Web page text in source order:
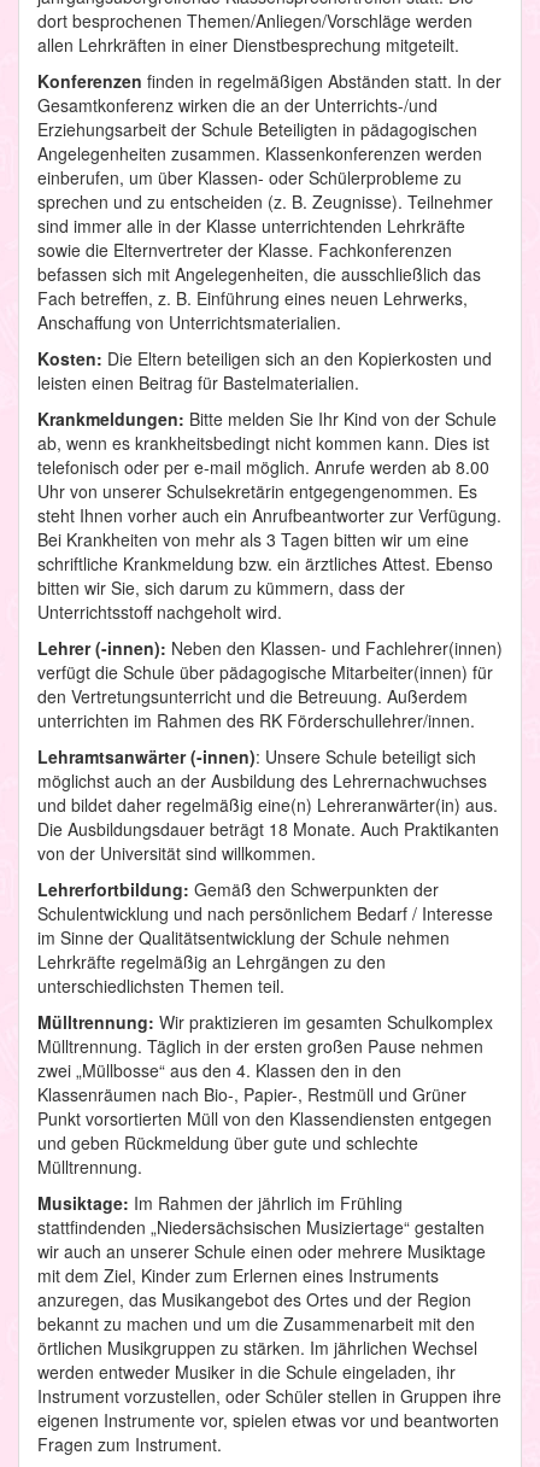
dort besprochenen Themen/Anliegen/Vorschläge werden
allen Lehrkräften in einer Dienstbesprechung mitgeteilt.
Konferenzen finden in regelmäßigen Abständen statt. In der
Gesamtkonferenz wirken die an der Unterrichts-/und
Erziehungsarbeit der Schule Beteiligten in pädagogischen
Angelegenheiten zusammen. Klassenkonferenzen werden
einberufen, um über Klassen- oder Schülerprobleme zu
sprechen und zu entscheiden (z. B. Zeugnisse). Teilnehmer
sind immer alle in der Klasse unterrichtenden Lehrkräfte
sowie die Elternvertreter der Klasse. Fachkonferenzen
befassen sich mit Angelegenheiten, die ausschließlich das
Fach betreffen, z. B. Einführung eines neuen Lehrwerks,
Anschaffung von Unterrichtsmaterialien.
Kosten: Die Eltern beteiligen sich an den Kopierkosten und
leisten einen Beitrag für Bastelmaterialien.
Krankmeldungen: Bitte melden Sie Ihr Kind von der Schule
ab, wenn es krankheitsbedingt nicht kommen kann. Dies ist
telefonisch oder per e-mail möglich. Anrufe werden ab 8.00
Uhr von unserer Schulsekretärin entgegengenommen. Es
steht Ihnen vorher auch ein Anrufbeantworter zur Verfügung.
Bei Krankheiten von mehr als 3 Tagen bitten wir um eine
schriftliche Krankmeldung bzw. ein ärztliches Attest. Ebenso
bitten wir Sie, sich darum zu kümmern, dass der
Unterrichtsstoff nachgeholt wird.
Lehrer (-innen): Neben den Klassen- und Fachlehrer(innen)
verfügt die Schule über pädagogische Mitarbeiter(innen) für
den Vertretungsunterricht und die Betreuung. Außerdem
unterrichten im Rahmen des RK Förderschullehrer/innen.
Lehramtsanwärter (-innen): Unsere Schule beteiligt sich
möglichst auch an der Ausbildung des Lehrernachwuchses
und bildet daher regelmäßig eine(n) Lehreranwärter(in) aus.
Die Ausbildungsdauer beträgt 18 Monate. Auch Praktikanten
von der Universität sind willkommen.
Lehrerfortbildung: Gemäß den Schwerpunkten der
Schulentwicklung und nach persönlichem Bedarf / Interesse
im Sinne der Qualitätsentwicklung der Schule nehmen
Lehrkräfte regelmäßig an Lehrgängen zu den
unterschiedlichsten Themen teil.
Mülltrennung: Wir praktizieren im gesamten Schulkomplex
Mülltrennung. Täglich in der ersten großen Pause nehmen
zwei „Müllbosse“ aus den 4. Klassen den in den
Klassenräumen nach Bio-, Papier-, Restmüll und Grüner
Punkt vorsortierten Müll von den Klassendiensten entgegen
und geben Rückmeldung über gute und schlechte
Mülltrennung.
Musiktage: Im Rahmen der jährlich im Frühling
stattfindenden „Niedersächsischen Musiziertage“ gestalten
wir auch an unserer Schule einen oder mehrere Musiktage
mit dem Ziel, Kinder zum Erlernen eines Instruments
anzuregen, das Musikangebot des Ortes und der Region
bekannt zu machen und um die Zusammenarbeit mit den
örtlichen Musikgruppen zu stärken. Im jährlichen Wechsel
werden entweder Musiker in die Schule eingeladen, ihr
Instrument vorzustellen, oder Schüler stellen in Gruppen ihre
eigenen Instrumente vor, spielen etwas vor und beantworten
Fragen zum Instrument.